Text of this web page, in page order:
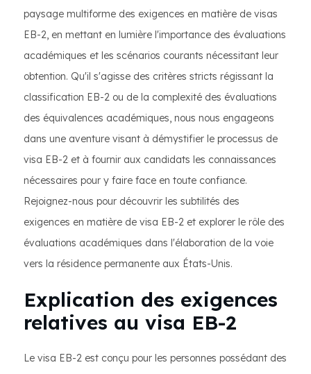
paysage multiforme des exigences en matière de visas
EB-2, en mettant en lumière l'importance des évaluations
académiques et les scénarios courants nécessitant leur
obtention. Qu'il s'agisse des critères stricts régissant la
classification EB-2 ou de la complexité des évaluations
des équivalences académiques, nous nous engageons
dans une aventure visant à démystifier le processus de
visa EB-2 et à fournir aux candidats les connaissances
nécessaires pour y faire face en toute confiance.
Rejoignez-nous pour découvrir les subtilités des
exigences en matière de visa EB-2 et explorer le rôle des
évaluations académiques dans l'élaboration de la voie
vers la résidence permanente aux États-Unis.
Explication des exigences
relatives au visa EB-2
Le visa EB-2 est conçu pour les personnes possédant des